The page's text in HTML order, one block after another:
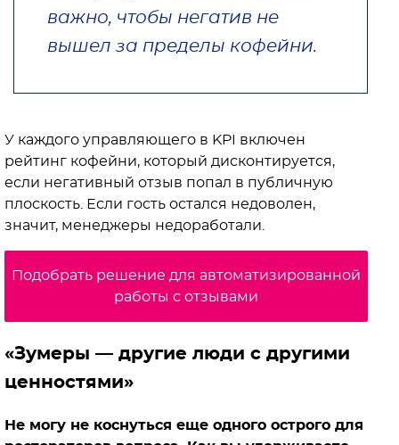
важно, чтобы негатив не
вышел за пределы кофейни.
У каждого управляющего в KPI включен
рейтинг кофейни, который дисконтируется,
если негативный отзыв попал в публичную
плоскость. Если гость остался недоволен,
значит, менеджеры недоработали.
Подобрать решение для автоматизированной
работы с отзывами
«Зумеры — другие люди с другими
ценностями»
Не могу не коснуться еще одного острого для